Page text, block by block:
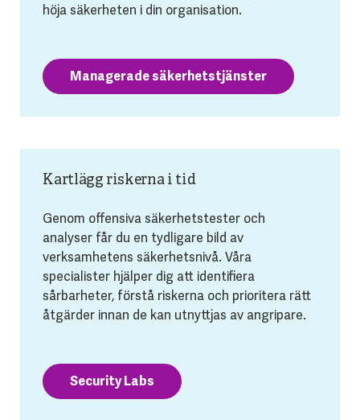
höja säkerheten i din organisation.
Managerade säkerhetstjänster
Kartlägg riskerna i tid
Genom offensiva säkerhetstester och
analyser får du en tydligare bild av
verksamhetens säkerhetsnivå. Våra
specialister hjälper dig att identifiera
sårbarheter, förstå riskerna och prioritera rätt
åtgärder innan de kan utnyttjas av angripare.
Security Labs